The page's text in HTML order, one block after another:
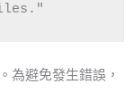
。為避免發生錯誤，